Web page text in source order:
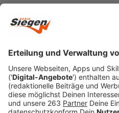
1,8 Millionen Infizierte - das
als bisher offiziell registriert.
Professor Streeck haben
Menschen in der stark